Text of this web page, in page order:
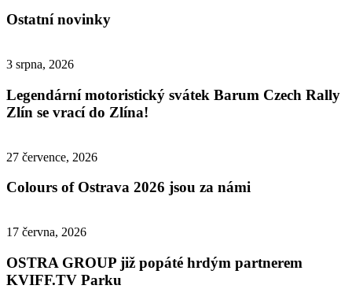
Ostatní novinky
3 srpna, 2026
Legendární motoristický svátek Barum Czech Rally
Zlín se vrací do Zlína!
27 července, 2026
Colours of Ostrava 2026 jsou za námi
17 června, 2026
OSTRA GROUP již popáté hrdým partnerem
KVIFF.TV Parku